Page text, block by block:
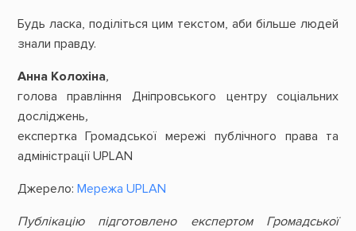
Будь ласка, поділіться цим текстом, аби більше людей
знали правду.
Анна Колохіна,
голова правління Дніпровського центру соціальних
досліджень,
експертка Громадської мережі публічного права та
адміністрації UPLAN
Джерело: Мережа UPLAN
Публікацію підготовлено експертом Громадської